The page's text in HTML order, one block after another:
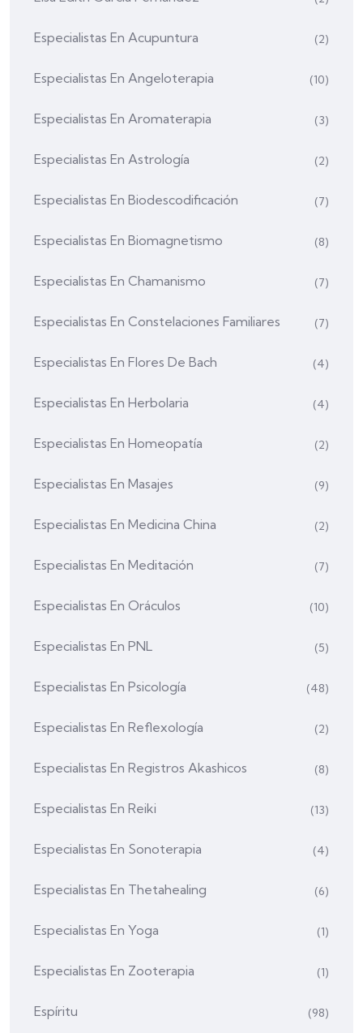
Especialistas En Acupuntura (2)
Especialistas En Angeloterapia (10)
Especialistas En Aromaterapia (3)
Especialistas En Astrología (2)
Especialistas En Biodescodificación (7)
Especialistas En Biomagnetismo (8)
Especialistas En Chamanismo (7)
Especialistas En Constelaciones Familiares (7)
Especialistas En Flores De Bach (4)
Especialistas En Herbolaria (4)
Especialistas En Homeopatía (2)
Especialistas En Masajes (9)
Especialistas En Medicina China (2)
Especialistas En Meditación (7)
Especialistas En Oráculos (10)
Especialistas En PNL (5)
Especialistas En Psicología (48)
Especialistas En Reflexología (2)
Especialistas En Registros Akashicos (8)
Especialistas En Reiki (13)
Especialistas En Sonoterapia (4)
Especialistas En Thetahealing (6)
Especialistas En Yoga (1)
Especialistas En Zooterapia (1)
Espíritu (98)